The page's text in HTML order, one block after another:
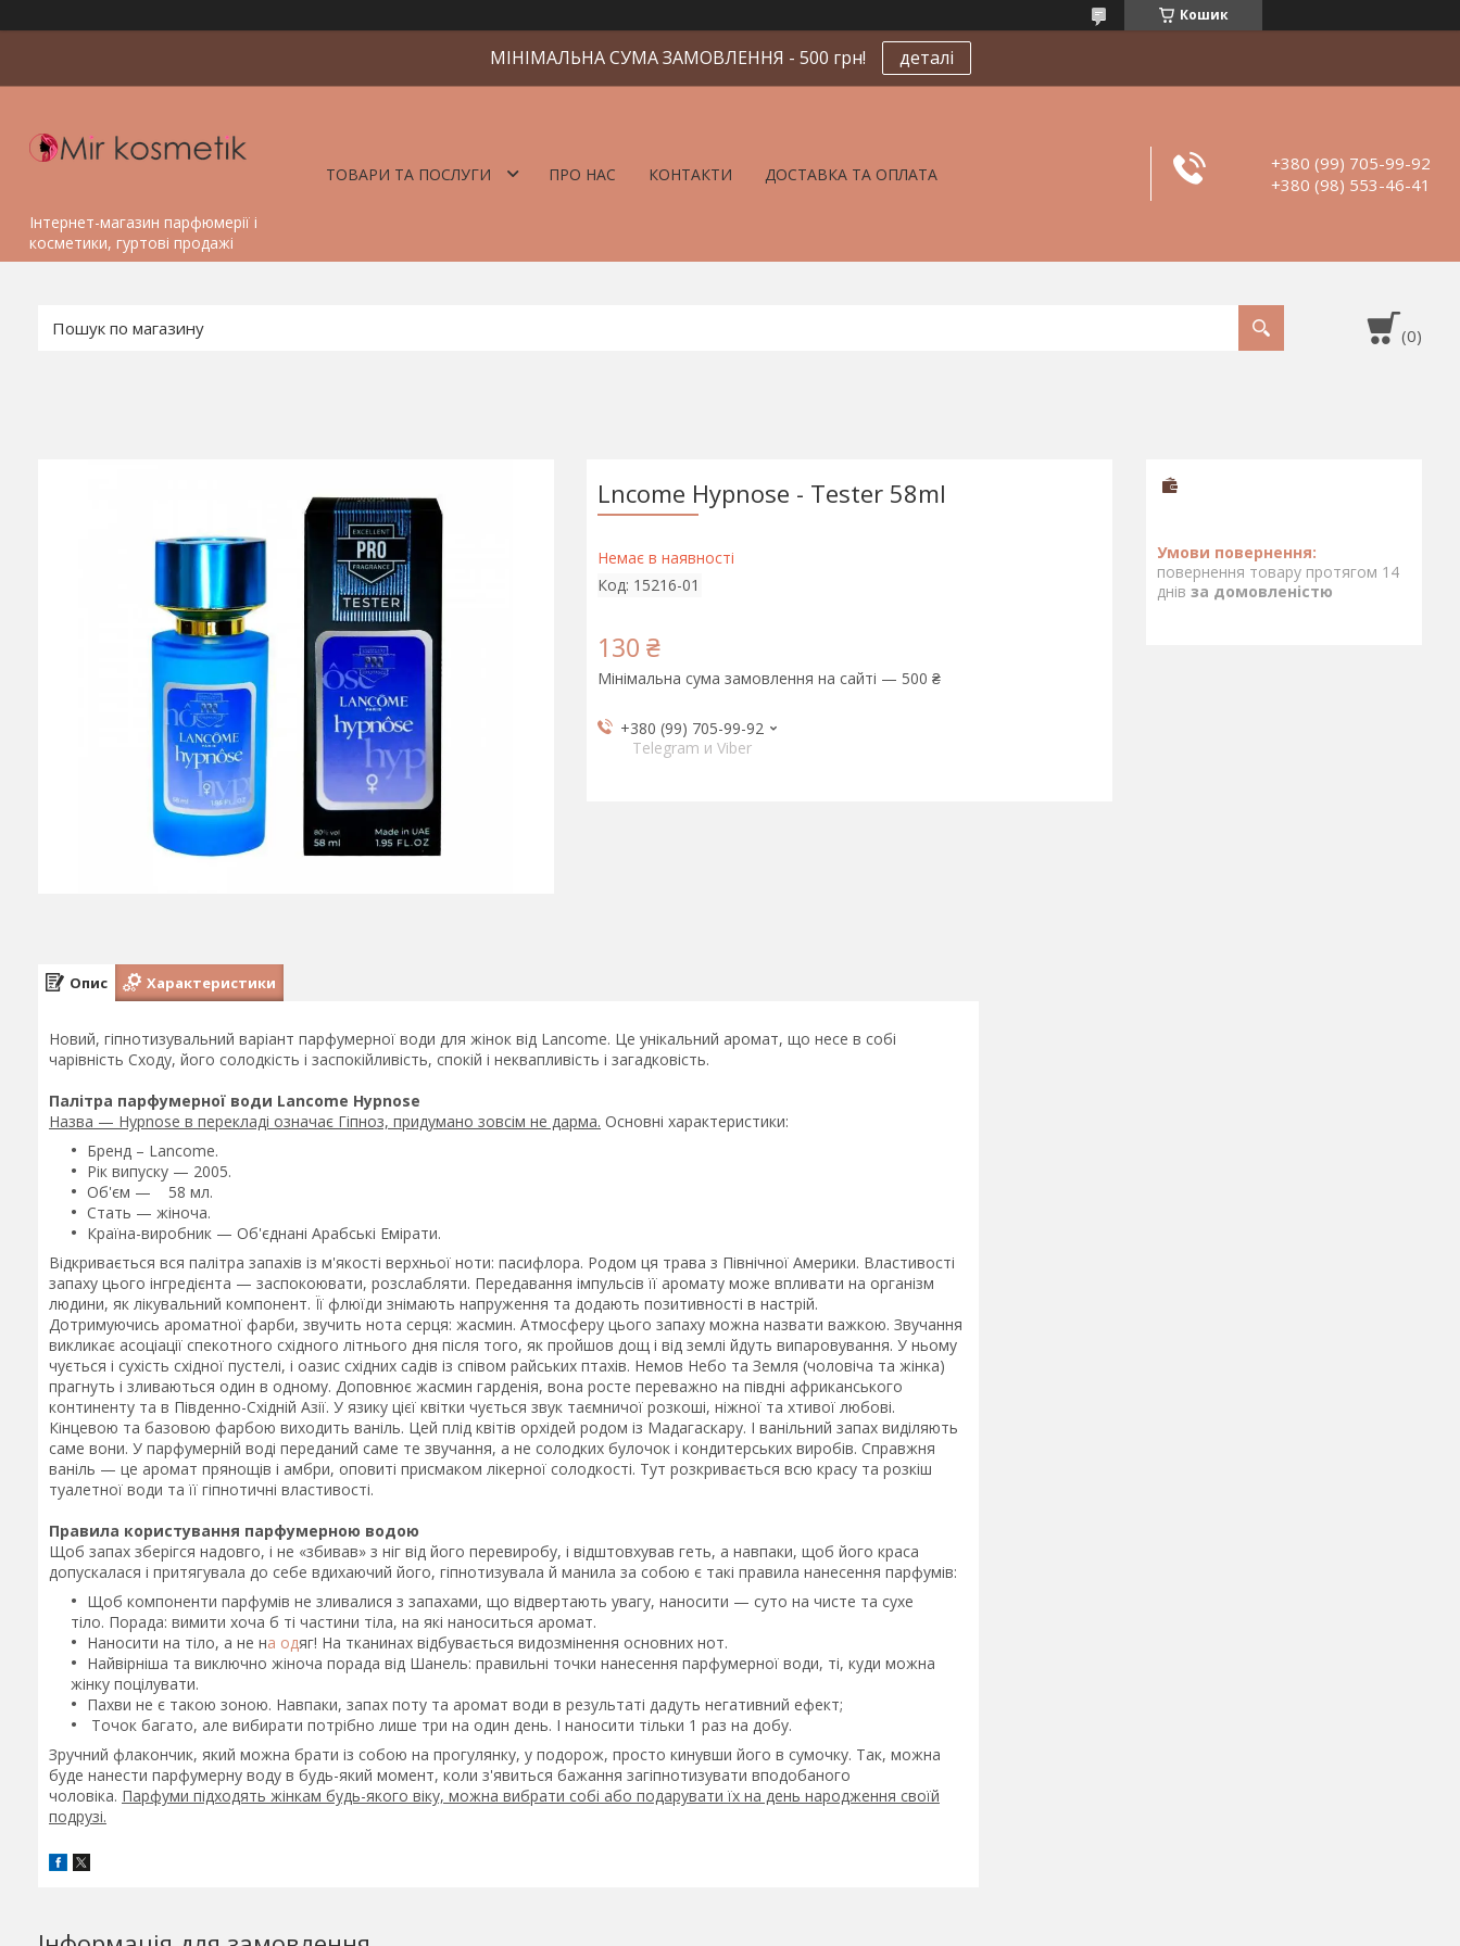
Кошик
МІНІМАЛЬНА СУМА ЗАМОВЛЕННЯ - 500 грн! деталі
Інтернет-магазин парфюмерії і
косметики, гуртові продажі
ТОВАРИ ТА ПОСЛУГИ ПРО НАС КОНТАКТИ ДОСТАВКА ТА ОПЛАТА
+380 (99) 705-99-92
+380 (98) 553-46-41
Lncome Hypnose - Tester 58ml
Немає в наявності
Код: 15216-01
130 ₴
Мінімальна сума замовлення на сайті — 500 ₴
+380 (99) 705-99-92
Telegram и Viber
повернення товару протягом 14
днів за домовленістю
Опис Характеристики
Новий, гіпнотизувальний варіант парфумерної води для жінок від Lancome. Це унікальний аромат, що несе в собі
чарівність Сходу, його солодкість і заспокійливість, спокій і неквапливість і загадковість.
Палітра парфумерної води Lancome Hypnose
Назва — Hypnose в перекладі означає Гіпноз, придумано зовсім не дарма. Основні характеристики:
Бренд – Lancome.
Рік випуску — 2005.
Об'єм — 58 мл.
Стать — жіноча.
Країна-виробник — Об'єднані Арабські Емірати.
Відкривається вся палітра запахів із м'якості верхньої ноти: пасифлора. Родом ця трава з Північної Америки. Властивості
запаху цього інгредієнта — заспокоювати, розслабляти. Передавання імпульсів її аромату може впливати на організм
людини, як лікувальний компонент. Її флюїди знімають напруження та додають позитивності в настрій.
Дотримуючись ароматної фарби, звучить нота серця: жасмин. Атмосферу цього запаху можна назвати важкою. Звучання
викликає асоціації спекотного східного літнього дня після того, як пройшов дощ і від землі йдуть випаровування. У ньому
чується і сухість східної пустелі, і оазис східних садів із співом райських птахів. Немов Небо та Земля (чоловіча та жінка)
прагнуть і зливаються один в одному. Доповнює жасмин гарденія, вона росте переважно на півдні африканського
континенту та в Південно-Східній Азії. У язику цієї квітки чується звук таємничої розкоші, ніжної та хтивої любові.
Кінцевою та базовою фарбою виходить ваніль. Цей плід квітів орхідей родом із Мадагаскару. І ванільний запах виділяють
саме вони. У парфумерній воді переданий саме те звучання, а не солодких булочок і кондитерських виробів. Справжня
ваніль — це аромат прянощів і амбри, оповиті присмаком лікерної солодкості. Тут розкривається всю красу та розкіш
туалетної води та її гіпнотичні властивості.
Правила користування парфумерною водою
Щоб запах зберігся надовго, і не «збивав» з ніг від його перевиробу, і відштовхував геть, а навпаки, щоб його краса
допускалася і притягувала до себе вдихаючий його, гіпнотизувала й манила за собою є такі правила нанесення парфумів:
Щоб компоненти парфумів не зливалися з запахами, що відвертають увагу, наносити — суто на чисте та сухе
тіло. Порада: вимити хоча б ті частини тіла, на які наноситься аромат.
Наносити на тіло, а не на одяг! На тканинах відбувається видозмінення основних нот.
Найвірніша та виключно жіноча порада від Шанель: правильні точки нанесення парфумерної води, ті, куди можна
жінку поцілувати.
Пахви не є такою зоною. Навпаки, запах поту та аромат води в результаті дадуть негативний ефект;
Точок багато, але вибирати потрібно лише три на один день. І наносити тільки 1 раз на добу.
Зручний флакончик, який можна брати із собою на прогулянку, у подорож, просто кинувши його в сумочку. Так, можна
буде нанести парфумерну воду в будь-який момент, коли з'явиться бажання загіпнотизувати вподобаного
чоловіка. Парфуми підходять жінкам будь-якого віку, можна вибрати собі або подарувати їх на день народження своїй
подрузі.